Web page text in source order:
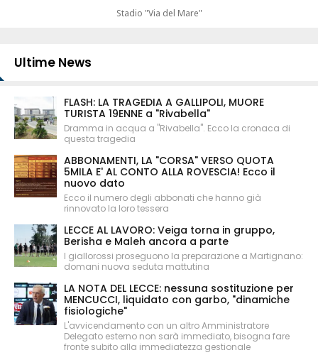
Stadio "Via del Mare"
Ultime News
FLASH: LA TRAGEDIA A GALLIPOLI, MUORE
TURISTA 19ENNE a "Rivabella"
Dramma in acqua a "Rivabella". Ecco la cronaca di
questa tragedia
ABBONAMENTI, LA "CORSA" VERSO QUOTA
5MILA E' AL CONTO ALLA ROVESCIA! Ecco il
nuovo dato
Ecco il numero degli abbonati che hanno già
rinnovato la loro tessera
LECCE AL LAVORO: Veiga torna in gruppo,
Berisha e Maleh ancora a parte
I giallorossi proseguono la preparazione a Martignano:
domani nuova seduta mattutina
LA NOTA DEL LECCE: nessuna sostituzione per
MENCUCCI, liquidato con garbo, "dinamiche
fisiologiche"
L'avvicendamento con un altro Amministratore
Delegato esterno non sarà immediato, bisogna fare
fronte subito alla immediatezza gestionale